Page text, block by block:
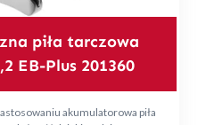
piła tarczowa
EB-Plus 201360
akumulatorowa piła